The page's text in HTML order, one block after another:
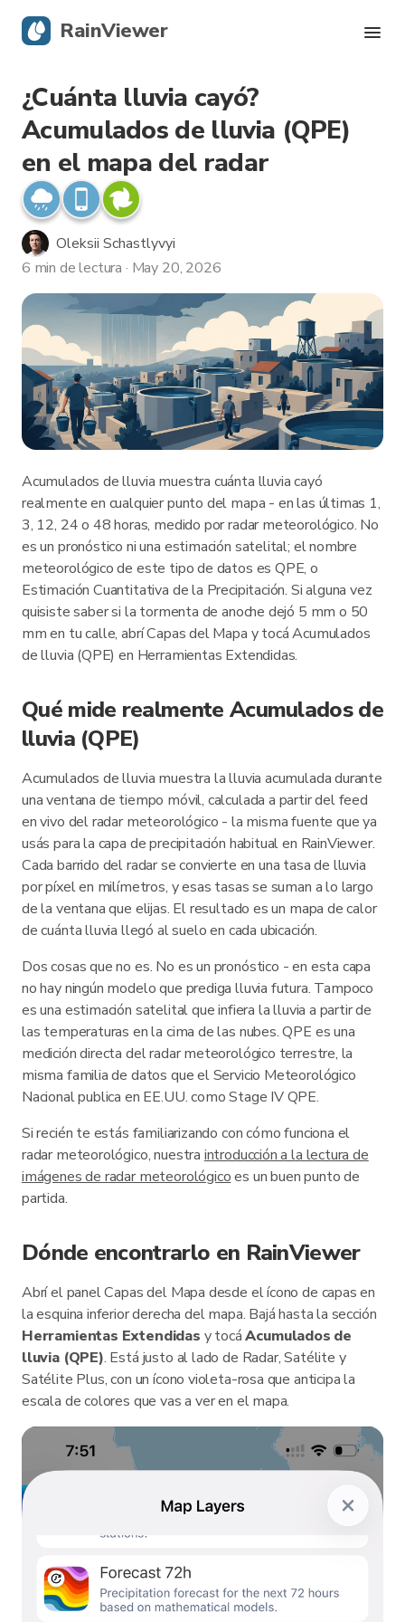
¿Cuánta lluvia cayó?
Acumulados de lluvia (QPE)
en el mapa del radar
Oleksii Schastlyvyi
6 min de lectura · May 20, 2026
Acumulados de lluvia muestra cuánta lluvia cayó
realmente en cualquier punto del mapa - en las últimas 1,
3, 12, 24 o 48 horas, medido por radar meteorológico. No
es un pronóstico ni una estimación satelital; el nombre
meteorológico de este tipo de datos es QPE, o
Estimación Cuantitativa de la Precipitación. Si alguna vez
quisiste saber si la tormenta de anoche dejó 5 mm o 50
mm en tu calle, abrí Capas del Mapa y tocá Acumulados
de lluvia (QPE) en Herramientas Extendidas.
Qué mide realmente Acumulados de
lluvia (QPE)
Acumulados de lluvia muestra la lluvia acumulada durante
una ventana de tiempo móvil, calculada a partir del feed
en vivo del radar meteorológico - la misma fuente que ya
usás para la capa de precipitación habitual en RainViewer.
Cada barrido del radar se convierte en una tasa de lluvia
por píxel en milímetros, y esas tasas se suman a lo largo
de la ventana que elijas. El resultado es un mapa de calor
de cuánta lluvia llegó al suelo en cada ubicación.
Dos cosas que no es. No es un pronóstico - en esta capa
no hay ningún modelo que prediga lluvia futura. Tampoco
es una estimación satelital que infiera la lluvia a partir de
las temperaturas en la cima de las nubes. QPE es una
medición directa del radar meteorológico terrestre, la
misma familia de datos que el Servicio Meteorológico
Nacional publica en EE.UU. como Stage IV QPE.
Si recién te estás familiarizando con cómo funciona el
radar meteorológico, nuestra introducción a la lectura de
imágenes de radar meteorológicoes un buen punto de
partida.
Dónde encontrarlo en RainViewer
Abrí el panel Capas del Mapa desde el ícono de capas en
la esquina inferior derecha del mapa. Bajá hasta la sección
Herramientas Extendidas y tocáAcumulados de
lluvia (QPE). Está justo al lado de Radar, Satélite y
Satélite Plus, con un ícono violeta-rosa que anticipa la
escala de colores que vas a ver en el mapa.
RainViewer
Radar en vivo
Seguimiento de huracanes
Alertas severas
Blog
Descargá la app